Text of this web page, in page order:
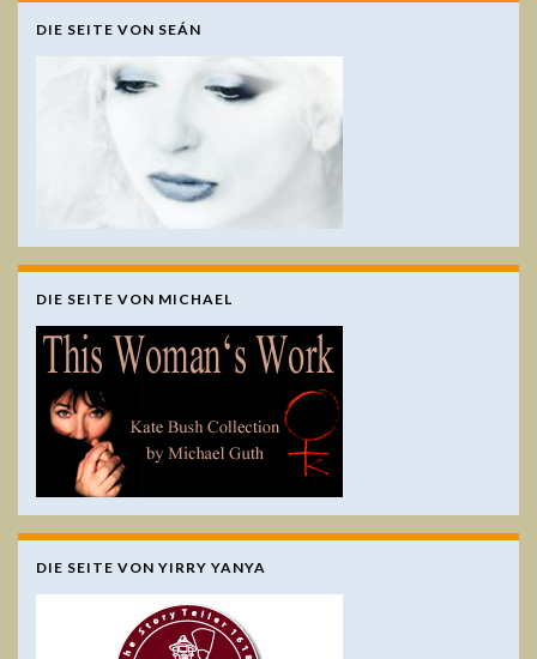
DIE SEITE VON SEÁN
DIE SEITE VON MICHAEL
DIE SEITE VON YIRRY YANYA